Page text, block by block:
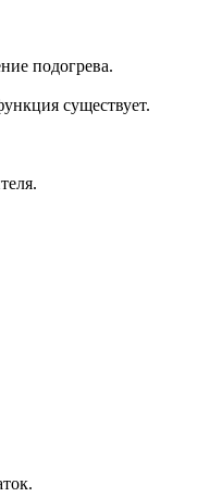
подогрева.
существует.